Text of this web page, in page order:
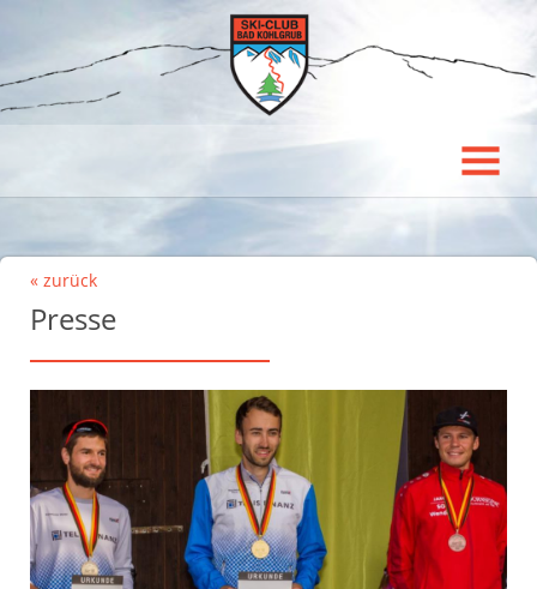
« zurück
Presse